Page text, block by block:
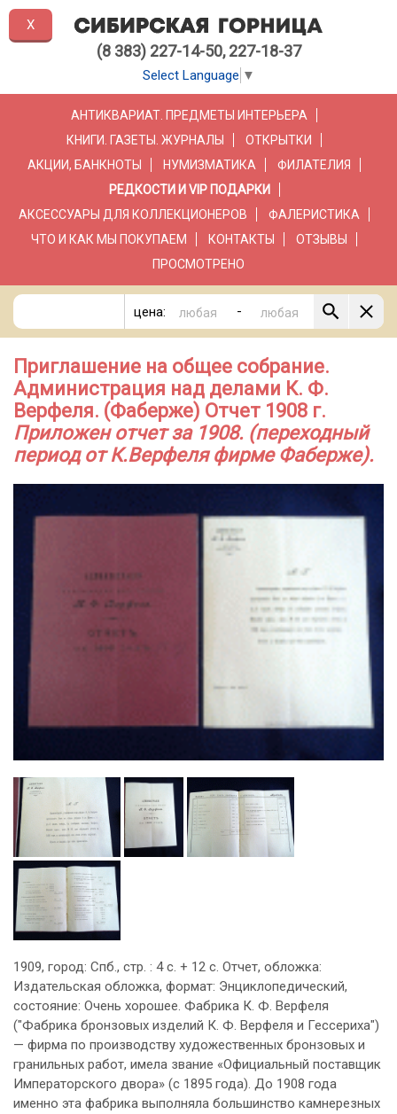
(8 383) 227-14-50, 227-18-37
Select Language ▼
АНТИКВАРИАТ. ПРЕДМЕТЫ ИНТЕРЬЕРА
КНИГИ. ГАЗЕТЫ. ЖУРНАЛЫ
ОТКРЫТКИ
АКЦИИ, БАНКНОТЫ
НУМИЗМАТИКА
ФИЛАТЕЛИЯ
РЕДКОСТИ И VIP ПОДАРКИ
АКСЕССУАРЫ ДЛЯ КОЛЛЕКЦИОНЕРОВ
ФАЛЕРИСТИКА
ЧТО И КАК МЫ ПОКУПАЕМ
КОНТАКТЫ
ОТЗЫВЫ
ПРОСМОТРЕНО
цена: -
Приглашение на общее собрание.
Администрация над делами К. Ф.
Верфеля. (Фаберже) Отчет 1908 г.
Приложен отчет за 1908. (переходный
период от К.Верфеля фирме Фаберже).
1909, город: Спб., стр. : 4 с. + 12 с. Отчет, обложка:
Издательская обложка, формат: Энциклопедический,
состояние: Очень хорошее. Фабрика К. Ф. Верфеля
("Фабрика бронзовых изделий К. Ф. Верфеля и Гессериха")
— фирма по производству художественных бронзовых и
гранильных работ, имела звание «Официальный поставщик
Императорского двора» (с 1895 года). До 1908 года
именно эта фабрика выполняла большинство камнерезных
X